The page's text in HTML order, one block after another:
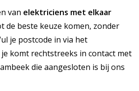
van elektriciens met elkaar
de beste keuze komen, zonder
je postcode in via het
komt rechtstreeks in contact met
die aangesloten is bij ons